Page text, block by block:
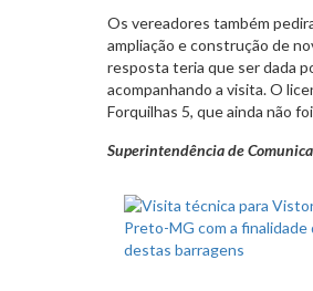
Os vereadores também
ampliação e construção de
resposta teria que ser dada
acompanhando a visita. O
Forquilhas 5, que ainda não
Superintendência de